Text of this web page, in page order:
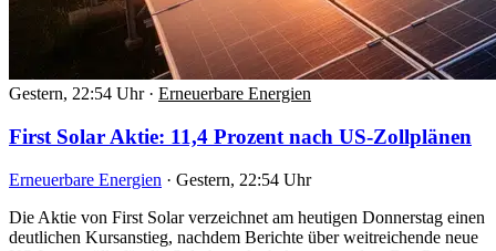
Gestern, 22:54 Uhr · Erneuerbare Energien
First Solar Aktie: 11,4 Prozent nach US-Zollplänen
Erneuerbare Energien · Gestern, 22:54 Uhr
Die Aktie von First Solar verzeichnet am heutigen Donnerstag einen
deutlichen Kursanstieg, nachdem Berichte über weitreichende neue